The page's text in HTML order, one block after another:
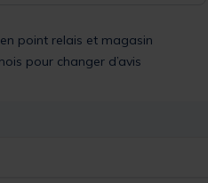
point relais et magasin
pour changer d’avis